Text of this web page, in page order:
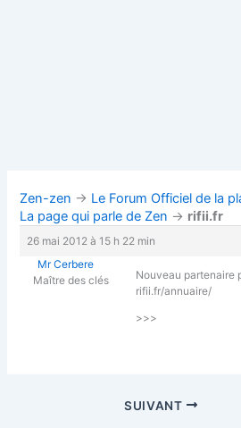
Zen-zen → Le Forum Officiel de la
La page qui parle de Zen → rifii.fr
26 mai 2012 à 15 h 22 min
Mr Cerbere
Maître des clés
Nouveau partenaire
rifii.fr/annuaire/
>>>
SUIVANT